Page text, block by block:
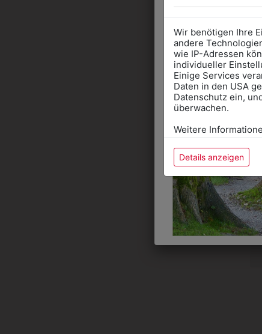
Wir benötigen Ihre
andere
wie IP-Adressen
individueller
Einige Services
Daten in den USA
Datenschutz ein,
überwachen.
Weitere
Details anzeigen